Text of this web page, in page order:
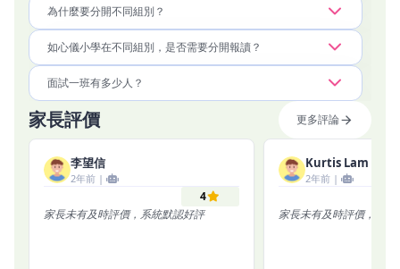
為什麼要分開不同組別？
如心儀小學在不同組別，是否需要分開報讀？
面試一班有多少人？
家長評價 更多評論
李望信
2年前 |
4
家長未有及時評價，系統默認好評
Kurtis Lam
2年前 |
家長未有及時評價，系統